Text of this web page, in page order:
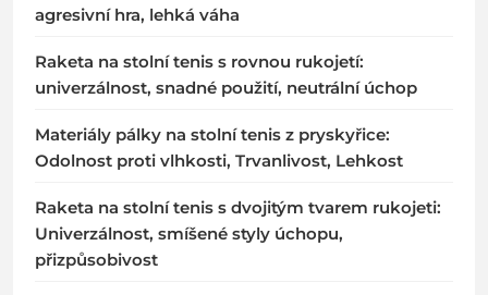
agresivní hra, lehká váha
Raketa na stolní tenis s rovnou rukojetí:
univerzálnost, snadné použití, neutrální úchop
Materiály pálky na stolní tenis z pryskyřice:
Odolnost proti vlhkosti, Trvanlivost, Lehkost
Raketa na stolní tenis s dvojitým tvarem rukojeti:
Univerzálnost, smíšené styly úchopu,
přizpůsobivost